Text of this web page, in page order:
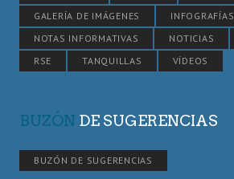
GALERÍA DE IMÁGENES
INFOGRAFÍAS
NOTAS INFORMATIVAS
NOTICIAS
RSE
TANQUILLAS VÍDEOS
BUZÓN DE SUGERENCIAS
BUZÓN DE SUGERENCIAS